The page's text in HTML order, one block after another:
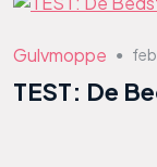
Gulvmoppe ●
TEST: De